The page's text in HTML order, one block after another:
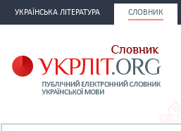
УКРАЇНСЬКА ЛІТЕРАТУРА СЛОВНИК